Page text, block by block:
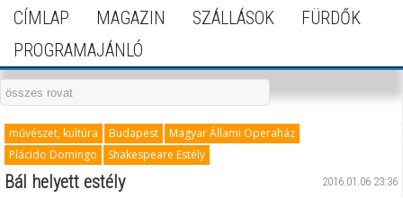
CÍMLAP MAGAZIN SZÁLLÁSOK
FÜRDŐK
PROGRAMAJÁNLÓ
művészet, kultúra Budapest
Magyar Állami Operaház
Plácido Domingo
Shakespeare Estély
2016.01.06 23:36
Bál helyett estély